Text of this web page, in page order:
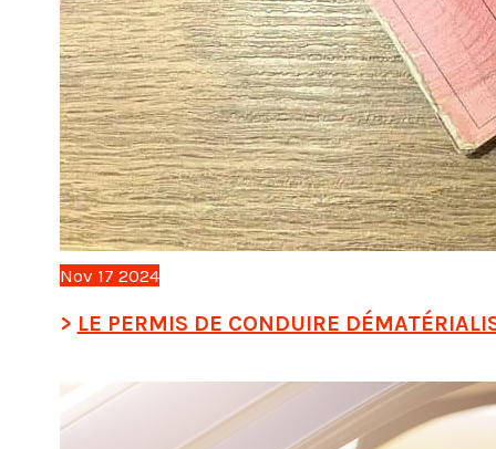
Nov 17 2024
LE PERMIS DE CONDUIRE